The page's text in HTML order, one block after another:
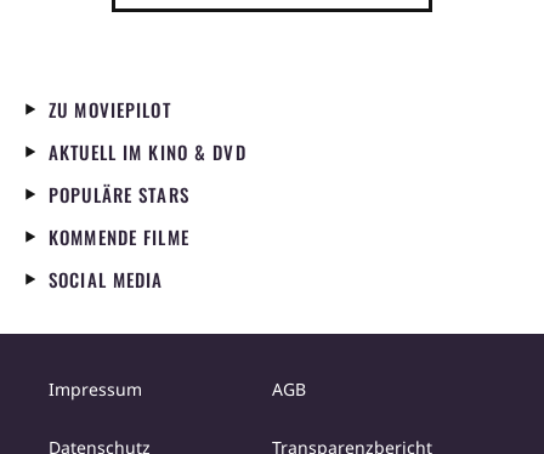
ZU MOVIEPILOT
AKTUELL IM KINO & DVD
POPULÄRE STARS
KOMMENDE FILME
SOCIAL MEDIA
Impressum AGB
Datenschutz Transparenzbericht